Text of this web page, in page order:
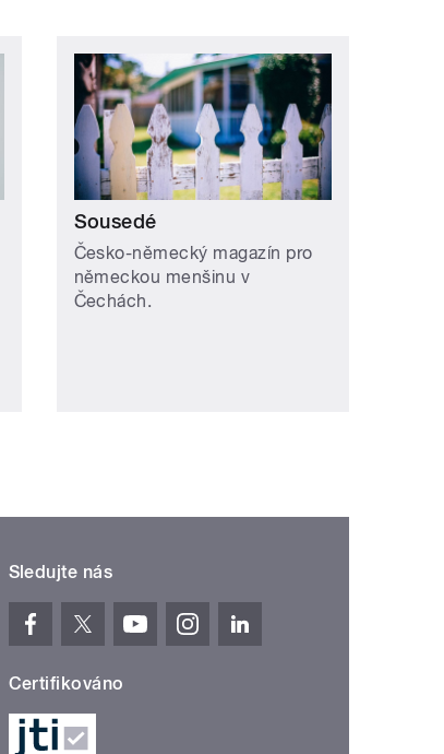
Sousedé
Česko-německý magazín pro
německou menšinu v
Čechách.
Sledujte nás
Certifikováno